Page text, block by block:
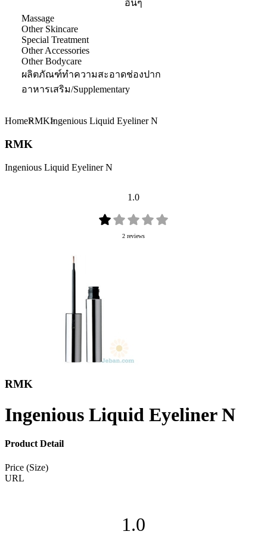
อื่นๆ
Massage
Other Skincare
Special Treatment
Other Accessories
Other Bodycare
ผลิตภัณฑ์ทำความสะอาดช่องปาก
อาหารเสริม/Supplementary
HomeRMKIngenious Liquid Eyeliner N
RMK
Ingenious Liquid Eyeliner N
1.0
2 reviews
RMK
Ingenious Liquid Eyeliner N
Product Detail
Price (Size)
URL
1.0